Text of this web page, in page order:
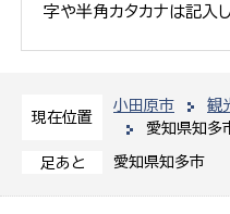
現在位置
小田原市 観
愛知県知多
足あと 愛知県知多市
字や半角カタカナは記入